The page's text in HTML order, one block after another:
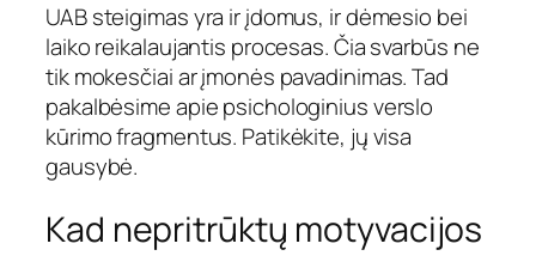
UAB steigimas yra ir įdomus, ir dėmesio bei
laiko reikalaujantis procesas. Čia svarbūs ne
tik mokesčiai ar įmonės pavadinimas. Tad
pakalbėsime apie psichologinius verslo
kūrimo fragmentus. Patikėkite, jų visa
gausybė.
Kad nepritrūktų motyvacijos